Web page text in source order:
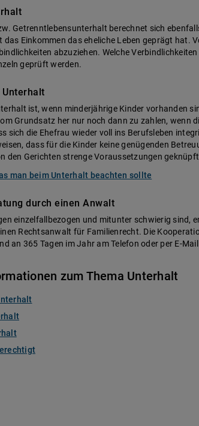
Getrenntlebensunterhalt berechnet sich
das Einkommen das eheliche Leben geprägt hat.
abzuziehen. Welche
geprüft werden.
ist, wenn minderjährige Kinder vorhanden
Grundsatz her nur noch dann zu zahlen, wenn
sich die Ehefrau wieder voll ins Berufsleben
dass für die Kinder keine genügenden
den Gerichten strenge Voraussetzungen
man beim Unterhalt beachten sollte
durch einen Anwalt
einzelfallbezogen und mitunter schwierig sind,
Rechtsanwalt für Familienrecht. Die
an 365 Tagen im Jahr am Telefon oder per E-
zum Thema Unterhalt